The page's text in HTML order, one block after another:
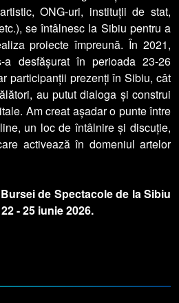
ONG-uri, instituții de stat,
se întâlnesc la Sibiu pentru a
proiecte împreună. În 2021,
desfășurat în perioada 23-26
participanții prezenți în Sibiu, cât
au putut dialoga și construi
Am creat așadar o punte între
un loc de întâlnire și discuție,
activează în domeniul artelor
de Spectacole de la Sibiu
- 25 iunie 2026.